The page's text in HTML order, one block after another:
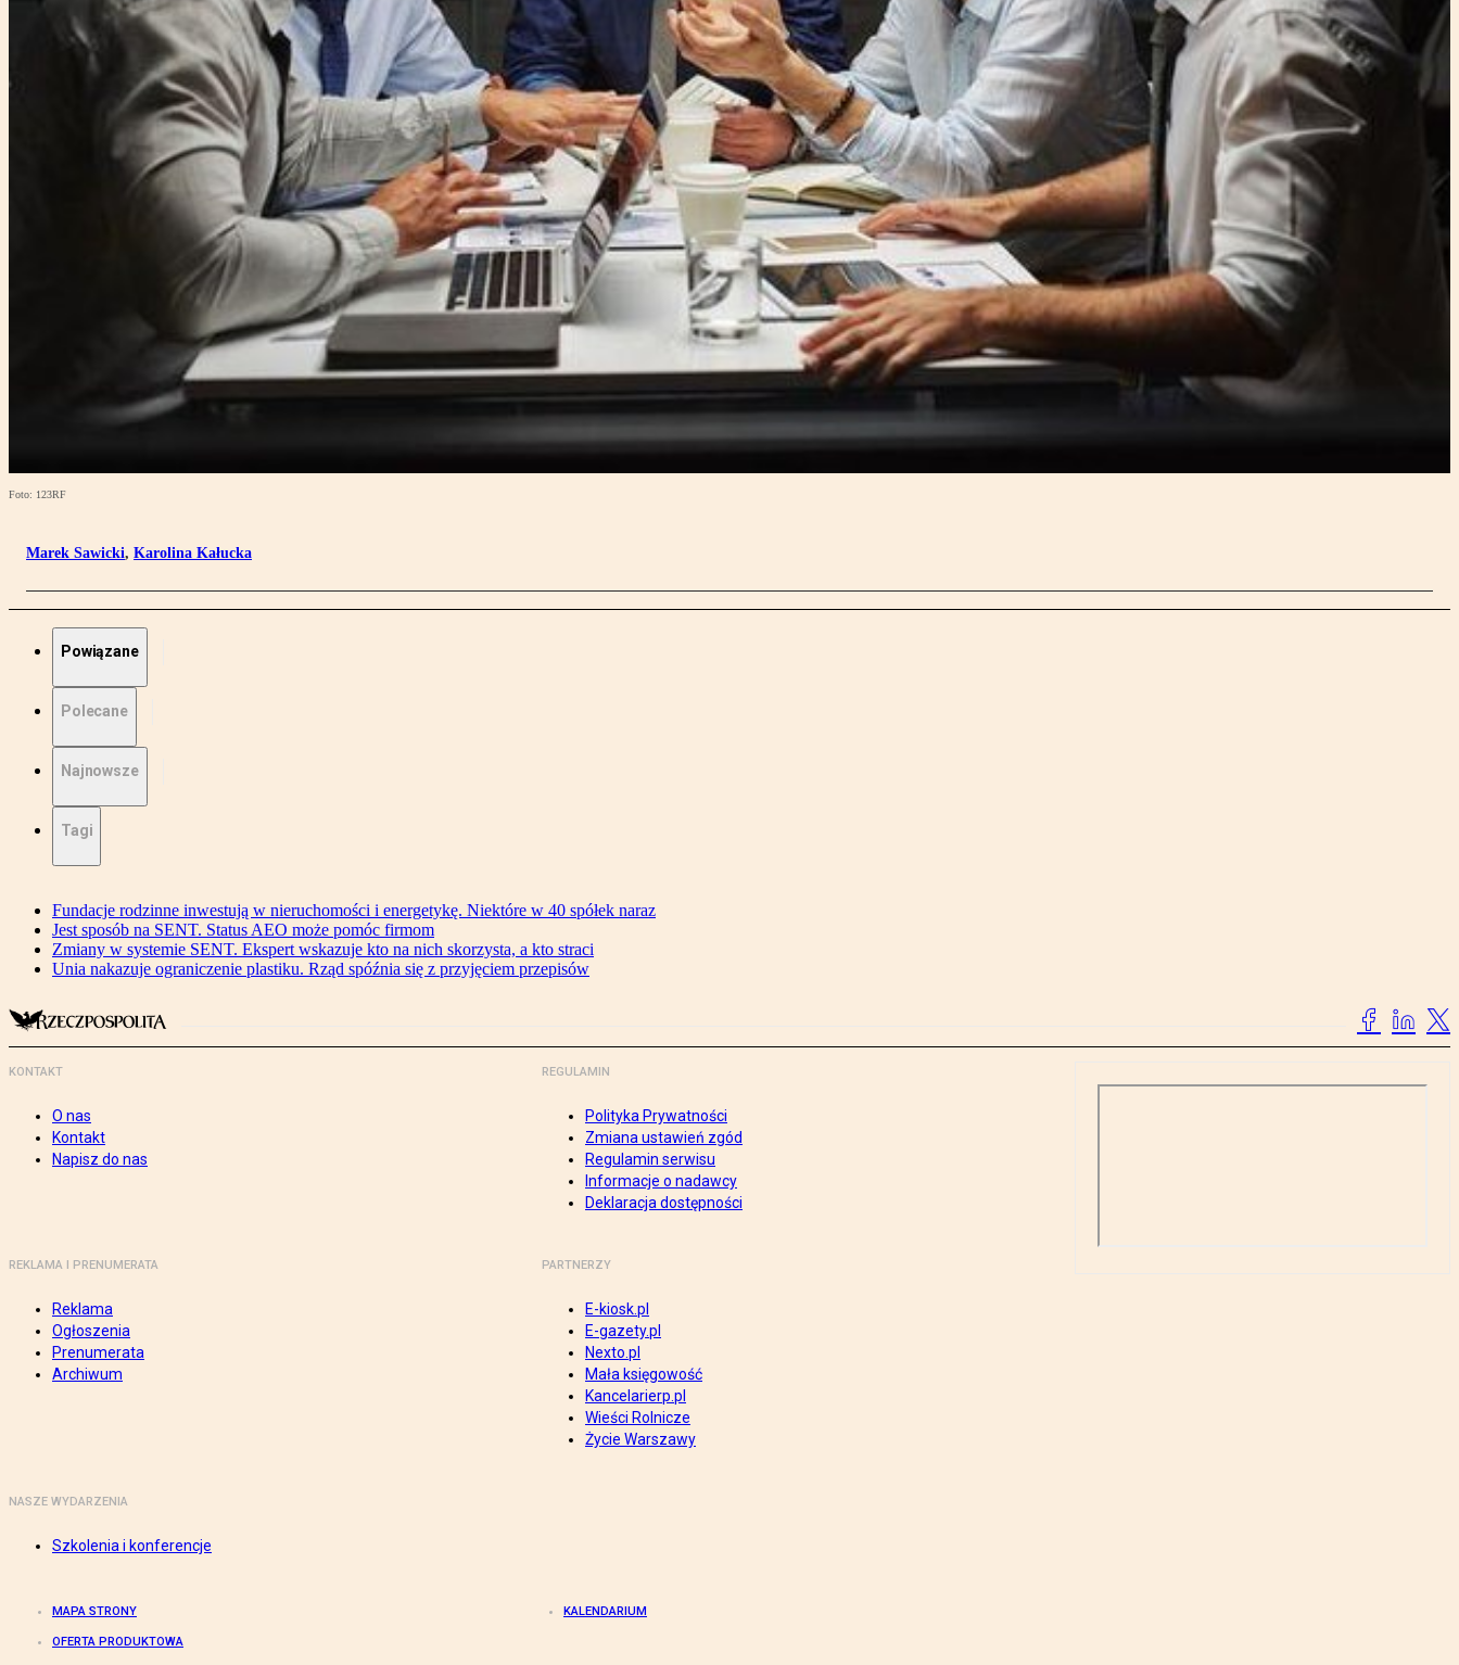
Foto: 123RF
Marek Sawicki, Karolina Kałucka
Powiązane
Polecane
Najnowsze
Tagi
Fundacje rodzinne inwestują w nieruchomości i energetykę. Niektóre w 40 spółek naraz
Jest sposób na SENT. Status AEO może pomóc firmom
Zmiany w systemie SENT. Ekspert wskazuje kto na nich skorzysta, a kto straci
Unia nakazuje ograniczenie plastiku. Rząd spóźnia się z przyjęciem przepisów
KONTAKT
O nas
Kontakt
Napisz do nas
REGULAMIN
Polityka Prywatności
Zmiana ustawień zgód
Regulamin serwisu
Informacje o nadawcy
Deklaracja dostępności
REKLAMA I PRENUMERATA
Reklama
Ogłoszenia
Prenumerata
Archiwum
PARTNERZY
E-kiosk.pl
E-gazety.pl
Nexto.pl
Mała księgowość
Kancelarierp.pl
Wieści Rolnicze
Życie Warszawy
NASZE WYDARZENIA
Szkolenia i konferencje
MAPA STRONY KALENDARIUM
OFERTA PRODUKTOWA